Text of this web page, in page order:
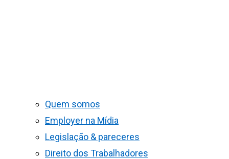
Quem somos
Employer na Mídia
Legislação & pareceres
Direito dos Trabalhadores